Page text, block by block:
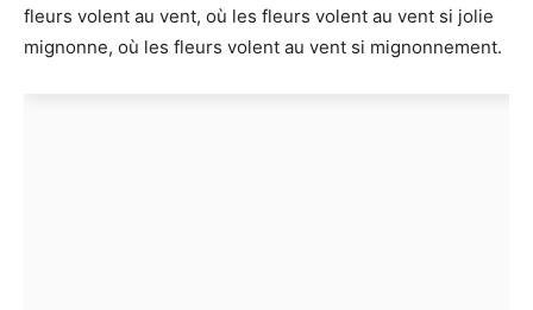
fleurs volent au vent, où les fleurs volent au vent si jolie
mignonne, où les fleurs volent au vent si mignonnement.